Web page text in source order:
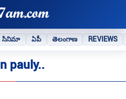
సినిమా ఏపీ తెలంగాణ REVIEWS
pauly..